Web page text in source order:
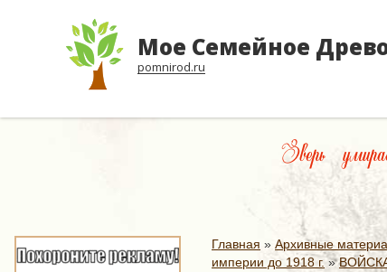
Мое Семейное
pomnirod.ru
Зверь
Главная » Архивные
империи до 1918 г.»